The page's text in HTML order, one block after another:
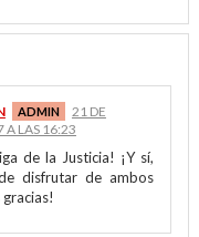
21 DE
A LAS 16:23
de la Justicia! ¡Y sí,
disfrutar de ambos